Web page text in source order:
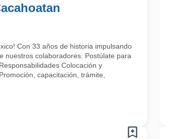
Con 33 años de historia impulsando
nuestros colaboradores. Postúlate para
Colocación y
capacitación, trámite,